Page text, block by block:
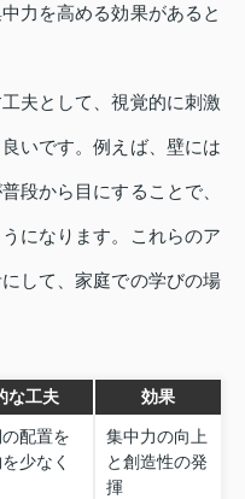
力を高める効果があると
夫として、視覚的に刺激
いです。例えば、壁には
段から目にすることで、
になります。これらのア
して、家庭での学びの場
な工夫 効果
配置を
少なく
集中力の向上
と創造性の発
揮